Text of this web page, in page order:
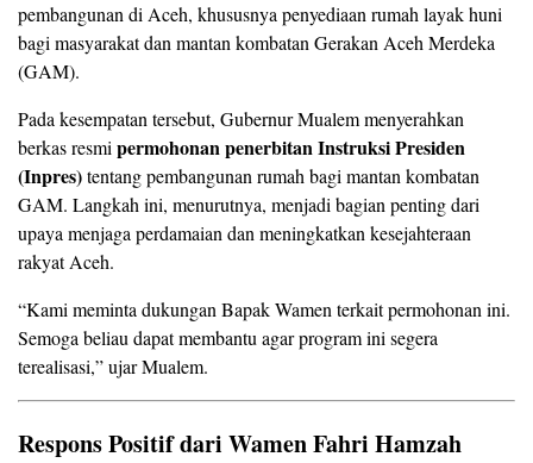
pembangunan di Aceh, khususnya penyediaan rumah layak huni
bagi masyarakat dan mantan kombatan Gerakan Aceh Merdeka
(GAM).
Pada kesempatan tersebut, Gubernur Mualem menyerahkan
berkas resmipermohonan penerbitan Instruksi Presiden
(Inpres)tentang pembangunan rumah bagi mantan kombatan
GAM. Langkah ini, menurutnya, menjadi bagian penting dari
upaya menjaga perdamaian dan meningkatkan kesejahteraan
rakyat Aceh.
“Kami meminta dukungan Bapak Wamen terkait permohonan ini.
Semoga beliau dapat membantu agar program ini segera
terealisasi,” ujar Mualem.
Respons Positif dari Wamen Fahri Hamzah